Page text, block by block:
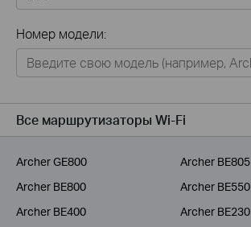
Для дома
Умный дом
Для операторов связи
Номер модели:
Все маршрутизаторы Wi-Fi
Archer GE800
Archer BE805
Archer BE800
Archer BE550
Archer BE400
Archer BE230